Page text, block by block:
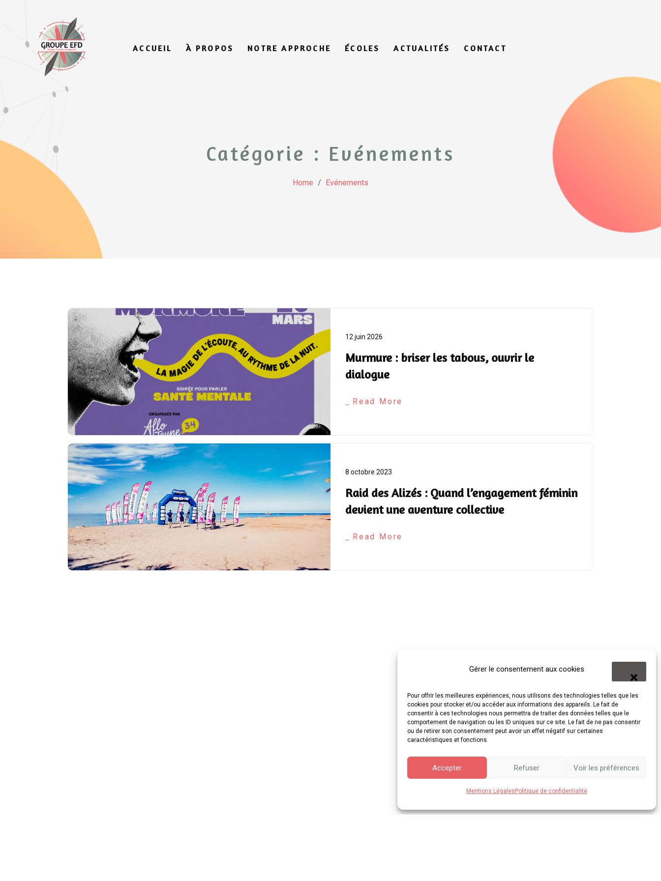
Gérer le consentement aux cookies
Pour offrir les meilleures expériences, nous utilisons des technologies telles que les
cookies pour stocker et/ou accéder aux informations des appareils. Le fait de
consentir à ces technologies nous permettra de traiter des données telles que le
comportement de navigation ou les ID uniques sur ce site. Le fait de ne pas consentir
ou de retirer son consentement peut avoir un effet négatif sur certaines
caractéristiques et fonctions.
Accepter Refuser Voir les préférences
Mentions Légales Politique de confidentialité
ACCUEIL À PROPOS NOTRE APPROCHE ÉCOLES ACTUALITÉS CONTACT
Catégorie : Evénements
Home Evénements
12 juin 2026
Murmure : briser les tabous, ouvrir le
dialogue
Read More
8 octobre 2023
Raid des Alizés : Quand l’engagement féminin
devient une aventure collective
Read More